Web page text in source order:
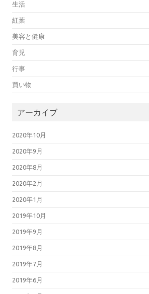
生活
紅葉
美容と健康
育児
行事
買い物
アーカイブ
2020年10月
2020年9月
2020年8月
2020年2月
2020年1月
2019年10月
2019年9月
2019年8月
2019年7月
2019年6月